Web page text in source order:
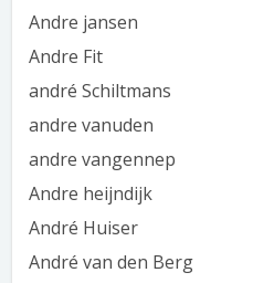
Andre jansen
Andre Fit
andré Schiltmans
andre vanuden
andre vangennep
Andre heijndijk
André Huiser
André van den Berg